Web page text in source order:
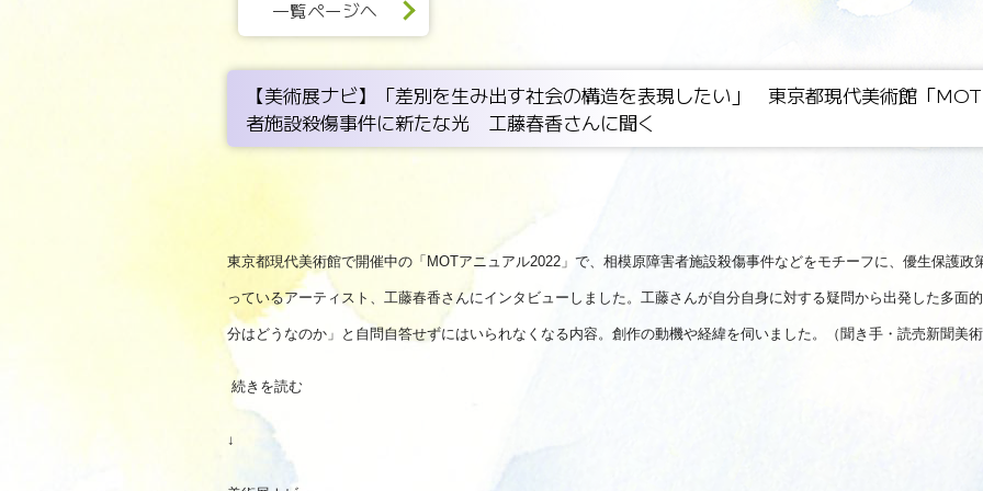
一覧ページへ
【美術展ナビ】「差別を生み出す社会の構造を表現したい」 東京都現代美術館「
者施設殺傷事件に新たな光 工藤春香さんに聞く
東京都現代美術館で開催中の「MOTアニュアル2022」で、相模原障害者施設殺傷事件などをモチーフに、優生保護
っているアーティスト、工藤春香さんにインタビューしました。工藤さんが自分自身に対する疑問から出発した多面
分はどうなのか」と自問自答せずにはいられなくなる内容。創作の動機や経緯を伺いました。（聞き手・読売新聞
続きを読む
↓